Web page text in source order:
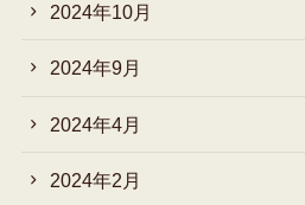
2024年10月
2024年9月
2024年4月
2024年2月